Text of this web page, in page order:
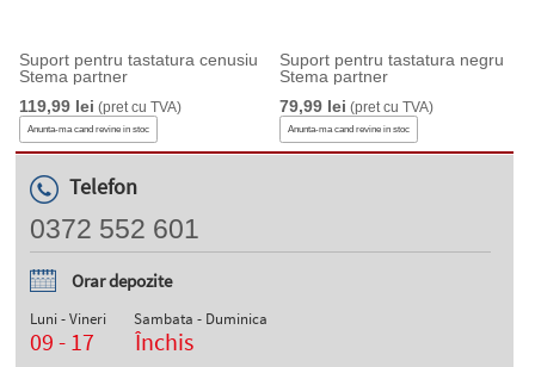
Suport pentru tastatura cenusiu
Stema partner
119,99 lei (pret cu TVA)
Anunta-ma cand revine in stoc
Suport pentru tastatura negru
Stema partner
79,99 lei (pret cu TVA)
Anunta-ma cand revine in stoc
Telefon
0372 552 601
Orar depozite
Luni - Vineri
09 - 17
Sambata - Duminica
Închis